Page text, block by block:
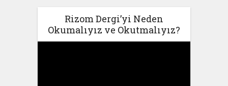
Rizom Dergi’yi Neden
Okumalıyız ve Okutmalıyız?